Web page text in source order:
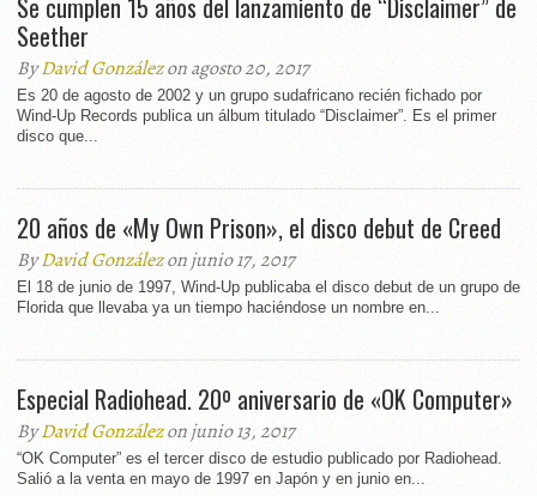
Se cumplen 15 años del lanzamiento de “Disclaimer” de
Seether
ByDavid Gonzálezon agosto 20, 2017
Es 20 de agosto de 2002 y un grupo sudafricano recién fichado por
Wind-Up Records publica un álbum titulado “Disclaimer”. Es el primer
disco que...
20 años de «My Own Prison», el disco debut de Creed
ByDavid Gonzálezon junio 17, 2017
El 18 de junio de 1997, Wind-Up publicaba el disco debut de un grupo de
Florida que llevaba ya un tiempo haciéndose un nombre en...
Especial Radiohead. 20º aniversario de «OK Computer»
ByDavid Gonzálezon junio 13, 2017
“OK Computer” es el tercer disco de estudio publicado por Radiohead.
Salió a la venta en mayo de 1997 en Japón y en junio en...